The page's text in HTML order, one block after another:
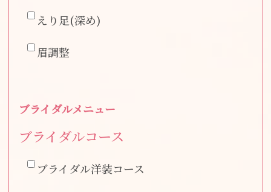
えり足(深め)
眉調整
ブライダルメニュー
ブライダルコース
ブライダル洋装コース